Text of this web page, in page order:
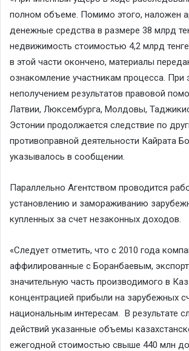
полном объеме. Помимо этого, наложен
денежные средства в размере 38 млрд
недвижимость стоимостью 4,2 млрд
в этой части окончено, материалы
ознакомление участникам процесса. При
неполучением результатов правовой
Латвии, Люксембурга, Молдовы,
Эстонии продолжается следствие по
противоправной деятельности Кайрата
указывалось в сообщении.
Параллельно Агентством проводится
установлению и замораживанию
купленных за счет незаконных доходов.
«Следует отметить, что с 2010 года
аффилированные с Боранбаевым,
значительную часть производимого в
концентрацией прибыли на зарубежных
национальным интересам. В результате
действий указанные объемы
ежегодной стоимостью свыше 440 млн